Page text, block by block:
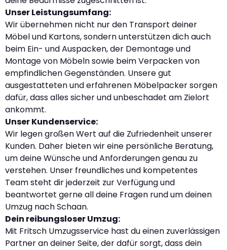
Unser Leistungsumfang:
Wir übernehmen nicht nur den Transport deiner
Möbel und Kartons, sondern unterstützen dich auch
beim Ein- und Auspacken, der Demontage und
Montage von Möbeln sowie beim Verpacken von
empfindlichen Gegenständen. Unsere gut
ausgestatteten und erfahrenen Möbelpacker sorgen
dafür, dass alles sicher und unbeschadet am Zielort
ankommt.
Unser Kundenservice:
Wir legen großen Wert auf die Zufriedenheit unserer
Kunden. Daher bieten wir eine persönliche Beratung,
um deine Wünsche und Anforderungen genau zu
verstehen. Unser freundliches und kompetentes
Team steht dir jederzeit zur Verfügung und
beantwortet gerne all deine Fragen rund um deinen
Umzug nach Schaan.
Dein reibungsloser Umzug:
Mit Fritsch Umzugsservice hast du einen zuverlässigen
Partner an deiner Seite, der dafür sorgt, dass dein